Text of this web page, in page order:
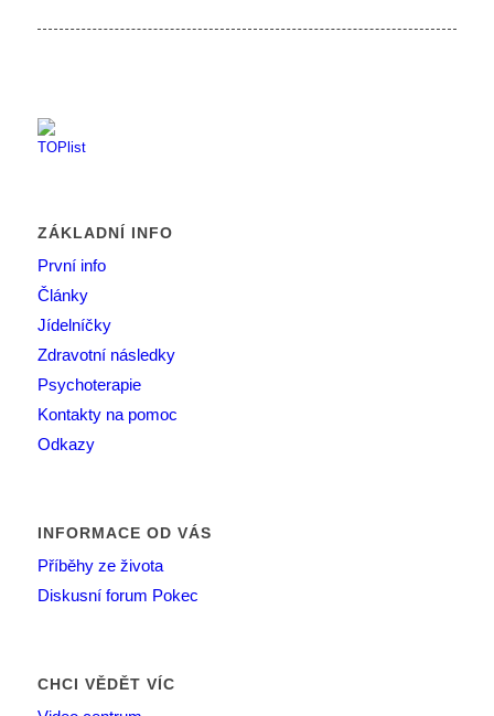
ZÁKLADNÍ INFO
První info
Články
Jídelníčky
Zdravotní následky
Psychoterapie
Kontakty na pomoc
Odkazy
INFORMACE OD VÁS
Příběhy ze života
Diskusní forum Pokec
CHCI VĚDĚT VÍC